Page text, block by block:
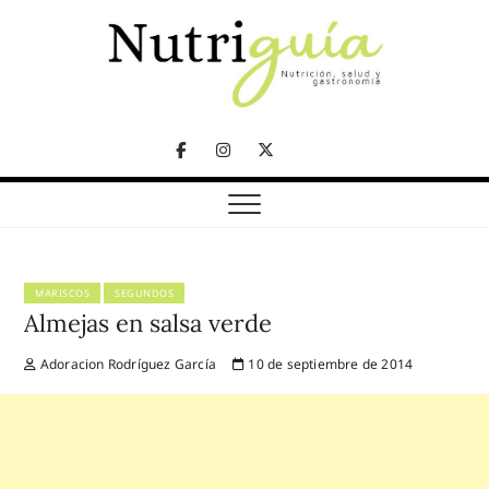
FacebookInstagram
Twitter
Telegram
Nutriguía (Desde
2002)
MARISCOS SEGUNDOS
Almejas en salsa verde
Adoracion Rodríguez García 10 de septiembre de 2014